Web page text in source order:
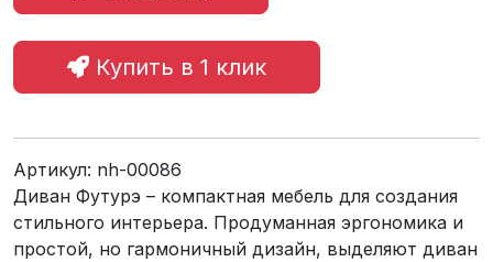
Купить в 1 клик
Артикул: nh-00086
Диван Футурэ – компактная мебель для создания
стильного интерьера. Продуманная эргономика и
простой, но гармоничный дизайн, выделяют диван